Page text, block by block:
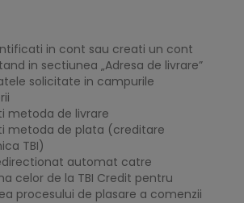
in cont sau creati un cont
in sectiunea „Adresa de livrare”
solicitate in campurile
metoda de livrare
metoda de plata (creditare
TBI)
automat catre
celor de la TBI Credit pentru
procesului de plasare a comenzii